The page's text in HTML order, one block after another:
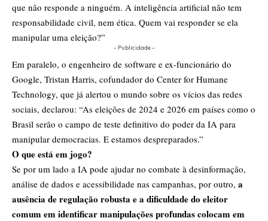
que não responde a ninguém. A inteligência artificial não tem
responsabilidade civil, nem ética. Quem vai responder se ela
manipular uma eleição?”
- Publicidade -
Em paralelo, o engenheiro de software e ex-funcionário do
Google, Tristan Harris, cofundador do Center for Humane
Technology, que já alertou o mundo sobre os vícios das redes
sociais, declarou: “As eleições de 2024 e 2026 em países como o
Brasil serão o campo de teste definitivo do poder da IA para
manipular democracias. E estamos despreparados.”
O que está em jogo?
Se por um lado a IA pode ajudar no combate à desinformação,
análise de dados e acessibilidade nas campanhas, por outro, a
ausência de regulação robusta e a dificuldade do eleitor
comum em identificar manipulações profundas colocam em